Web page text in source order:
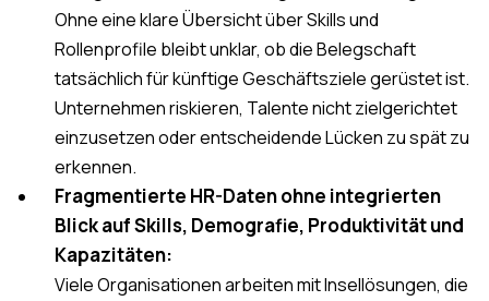
Ohne eine klare Übersicht über Skills und
Rollenprofile bleibt unklar, ob die Belegschaft
tatsächlich für künftige Geschäftsziele gerüstet ist.
Unternehmen riskieren, Talente nicht zielgerichtet
einzusetzen oder entscheidende Lücken zu spät zu
erkennen.
Fragmentierte HR-Daten ohne integrierten
Blick auf Skills, Demografie, Produktivität und
Kapazitäten:
Viele Organisationen arbeiten mit Insellösungen, die